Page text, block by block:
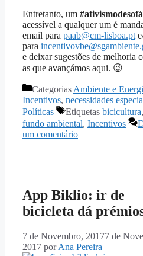
Entretanto, um #ativismodesofá
acessível a qualquer um é
email para paab@cm-lisboa.pt
para
e deixar sugestões de melhoria
as que avançámos aqui. 😉
Categorias Ambiente e
Incentivos, necessidades
Políticas
Etiquetas bicicultura,
fundo ambiental, Incentivos
um comentário
App Biklio: ir de
bicicleta dá
7 de Novembro, 20177 de
2017 porAna Pereira